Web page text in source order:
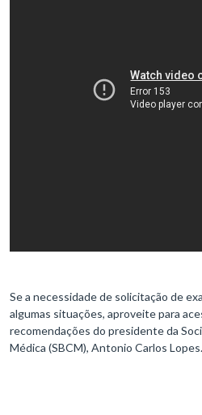
Se a necessidade de solicitação de
algumas situações, aproveite para
recomendações do presidente da
Médica (SBCM), Antonio Carlos Lopes.